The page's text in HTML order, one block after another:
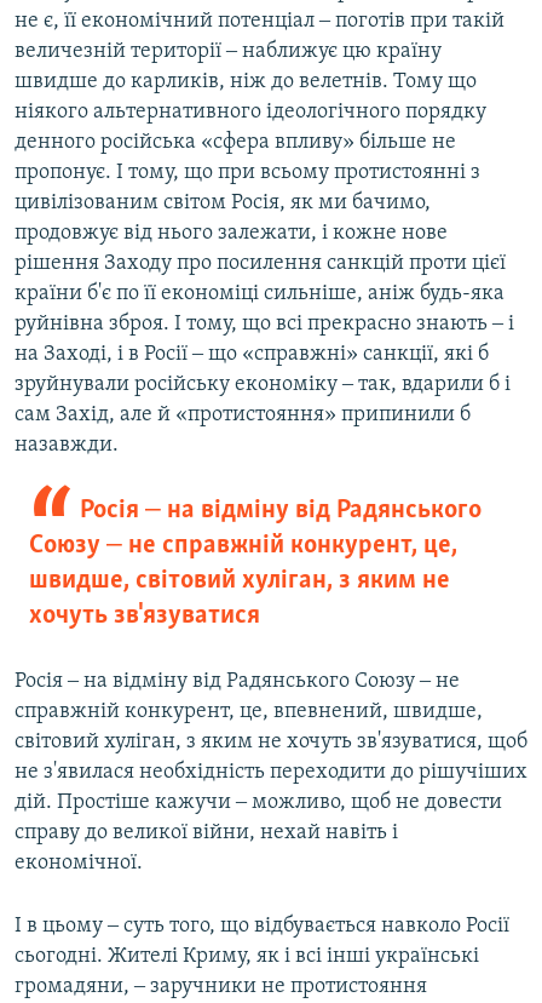
не є, її економічний потенціал ‒ поготів при такій
величезній території ‒ наближує цю країну
швидше до карликів, ніж до велетнів. Тому що
ніякого альтернативного ідеологічного порядку
денного російська «сфера впливу» більше не
пропонує. І тому, що при всьому протистоянні з
цивілізованим світом Росія, як ми бачимо,
продовжує від нього залежати, і кожне нове
рішення Заходу про посилення санкцій проти цієї
країни б'є по її економіці сильніше, аніж будь-яка
руйнівна зброя. І тому, що всі прекрасно знають ‒ і
на Заході, і в Росії ‒ що «справжні» санкції, які б
зруйнували російську економіку ‒ так, вдарили б і
сам Захід, але й «протистояння» припинили б
назавжди.
Росія ‒ на відміну від Радянського
Союзу ‒ не справжній конкурент, це,
швидше, світовий хуліган, з яким не
хочуть зв'язуватися
Росія ‒ на відміну від Радянського Союзу ‒ не
справжній конкурент, це, впевнений, швидше,
світовий хуліган, з яким не хочуть зв'язуватися, щоб
не з'явилася необхідність переходити до рішучіших
дій. Простіше кажучи ‒ можливо, щоб не довести
справу до великої війни, нехай навіть і
економічної.
І в цьому ‒ суть того, що відбувається навколо Росії
сьогодні. Жителі Криму, як і всі інші українські
громадяни, ‒ заручники не протистояння